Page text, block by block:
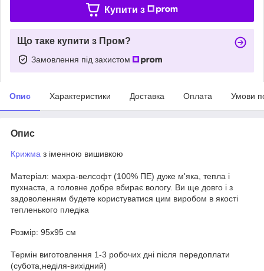
Купити з
Що таке купити з Пром?
Замовлення під захистом
Опис Характеристики Доставка Оплата Умови
Опис
Крижма з іменною вишивкою
Матеріал: махра-велсофт (100% ПЕ) дуже м'яка, тепла і
пухнаста, а головне добре вбирає вологу. Ви ще довго і з
задоволенням будете користуватися цим виробом в якості
тепленького пледіка
Розмір: 95х95 см
Термін виготовлення 1-3 робочих дні після передоплати
(субота,неділя-вихідний)